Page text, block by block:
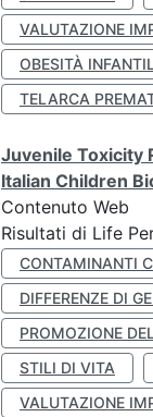
VALUTAZIONE
OBESITÀ
TELARCA
Juvenile Toxicity
Italian Children
Contenuto Web
Risultati di Life
CONTAMINANTI
DIFFERENZE DI
PROMOZIONE
STILI DI VITA
VALUTAZIONE